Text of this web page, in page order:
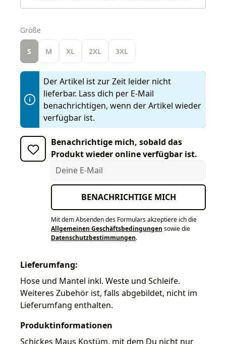
Größe
S M XL 2XL 3XL
Der Artikel ist zur Zeit leider nicht
lieferbar. Lass dich per E-Mail
benachrichtigen, wenn der Artikel wieder
verfügbar ist.
Benachrichtige mich, sobald das
Produkt wieder online verfügbar ist.
Deine E-Mail
BENACHRICHTIGE MICH
Mit dem Absenden des Formulars akzeptiere ich die
Allgemeinen Geschäftsbedingungen sowie die
Datenschutzbestimmungen.
Lieferumfang:
Hose und Mantel inkl. Weste und Schleife.
Weiteres Zubehör ist, falls abgebildet, nicht im
Lieferumfang enthalten.
Produktinformationen
Schickes Maus Kostüm, mit dem Du nicht nur